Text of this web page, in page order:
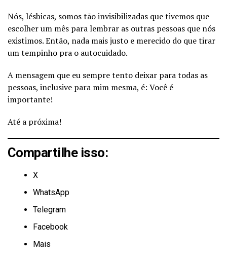
Nós, lésbicas, somos tão invisibilizadas que tivemos que
escolher um mês para lembrar as outras pessoas que nós
existimos. Então, nada mais justo e merecido do que tirar
um tempinho pra o autocuidado.
A mensagem que eu sempre tento deixar para todas as
pessoas, inclusive para mim mesma, é: Você é
importante!
Até a próxima!
Compartilhe isso:
X
WhatsApp
Telegram
Facebook
Mais